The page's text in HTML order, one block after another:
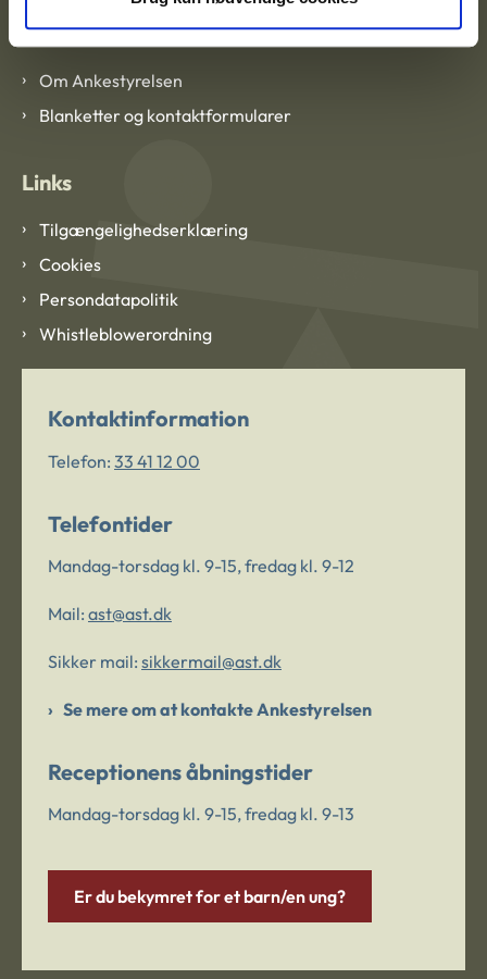
Om Ankestyrelsen
Om Ankestyrelsen
Blanketter og kontaktformularer
Links
Tilgængelighedserklæring
Cookies
Persondatapolitik
Whistleblowerordning
Kontaktinformation
Telefon: 33 41 12 00
Telefontider
Mandag-torsdag kl. 9-15, fredag kl. 9-12
Mail: ast@ast.dk
Sikker mail: sikkermail@ast.dk
Se mere om at kontakte Ankestyrelsen
Receptionens åbningstider
Mandag-torsdag kl. 9-15, fredag kl. 9-13
Er du bekymret for et barn/en ung?